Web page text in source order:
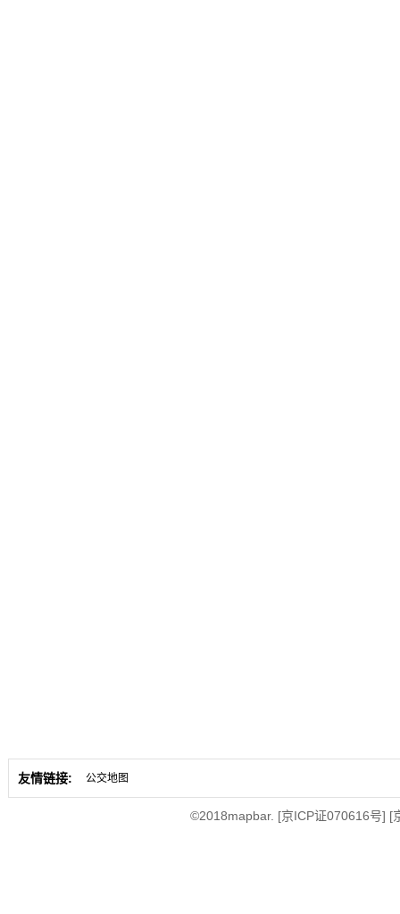
友情链接: 公交地图
©2018mapbar. [京ICP证070616号] [